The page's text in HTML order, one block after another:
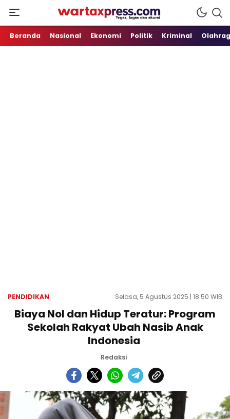
WartaXpress
Tegas, Lugas dan Akurat
Beranda Nasional Ekonomi Politik Kriminal
PENDIDIKAN Selasa, 5 Agustus 2025 | 18:50 WIB
Biaya Nol dan Hidup Teratur: Program
Sekolah Rakyat Ubah Nasib Anak
Indonesia
Redaksi